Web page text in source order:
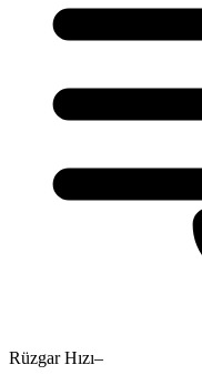
Rüzgar Hızı–